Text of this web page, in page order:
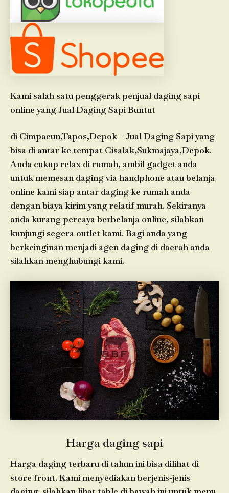
Kami salah satu penggerak penjual daging sapi
online yang Jual Daging Sapi Buntut
di Cimpaeun,Tapos,Depok – Jual Daging Sapi yang
bisa di antar ke tempat Cisalak,Sukmajaya,Depok.
Anda cukup relax di rumah, ambil gadget anda
untuk memesan daging via handphone atau belanja
online kami siap antar daging ke rumah anda
dengan biaya kirim yang relatif murah. Sekiranya
anda kurang percaya berbelanja online, silahkan
kunjungi segera outlet kami. Bagi anda yang
berkeinginan menjadi agen daging di daerah anda
silahkan menghubungi kami.
Harga daging sapi
Harga daging terbaru di tahun ini bisa dilihat di
store front. Kami menyediakan berjenis-jenis